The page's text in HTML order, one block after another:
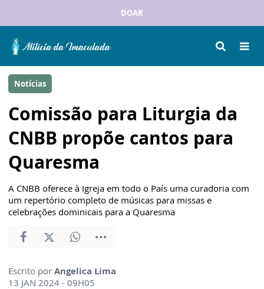
DOAR
Notícias
Comissão para Liturgia da
CNBB propõe cantos para
Quaresma
A CNBB oferece à Igreja em todo o País uma curadoria com
um repertório completo de músicas para missas e
celebrações dominicais para a Quaresma
Escrito por Angelica Lima
13 JAN 2024 - 09H05